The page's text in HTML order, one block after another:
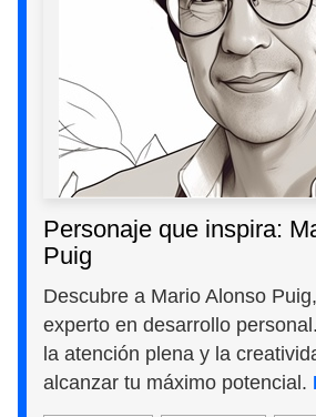
Personaje que inspira:
Puig
Descubre a Mario Alonso
experto en desarrollo
la atención plena y la
alcanzar tu máximo potencial.